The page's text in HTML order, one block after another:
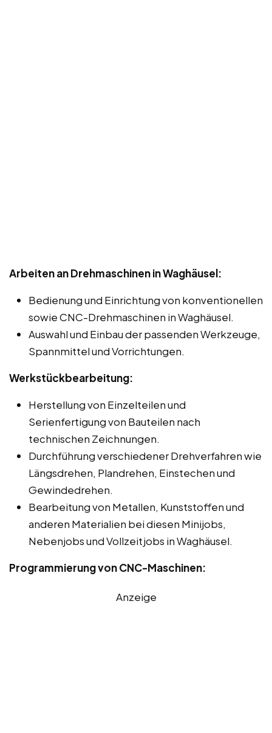
Arbeiten an Drehmaschinen in Waghäusel:
Bedienung und Einrichtung von konventionellen
sowie CNC-Drehmaschinen in Waghäusel.
Auswahl und Einbau der passenden Werkzeuge,
Spannmittel und Vorrichtungen.
Werkstückbearbeitung:
Herstellung von Einzelteilen und
Serienfertigung von Bauteilen nach
technischen Zeichnungen.
Durchführung verschiedener Drehverfahren wie
Längsdrehen, Plandrehen, Einstechen und
Gewindedrehen.
Bearbeitung von Metallen, Kunststoffen und
anderen Materialien bei diesen Minijobs,
Nebenjobs und Vollzeitjobs in Waghäusel.
Programmierung von CNC-Maschinen:
Anzeige